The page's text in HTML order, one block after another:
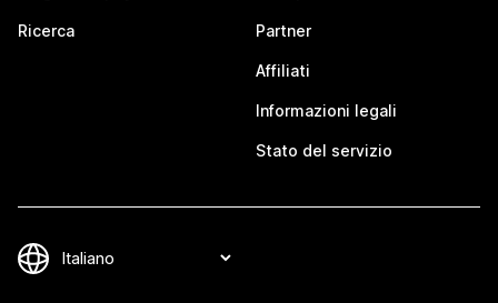
Ricerca Partner
Affiliati
Informazioni legali
Stato del servizio